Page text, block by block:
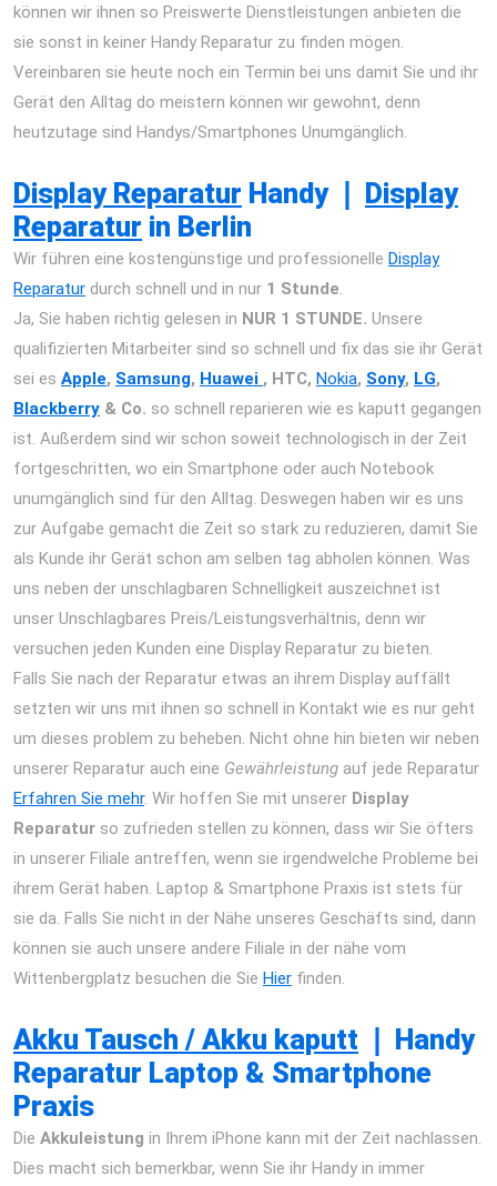
können wir ihnen so Preiswerte Dienstleistungen anbieten die
sie sonst in keiner Handy Reparatur zu finden mögen.
Vereinbaren sie heute noch ein Termin bei uns damit Sie und ihr
Gerät den Alltag do meistern können wir gewohnt, denn
heutzutage sind Handys/Smartphones Unumgänglich.
Display Reparatur Handy
Display
Reparatur in Berlin
Wir führen eine kostengünstige und professionelle Display
Reparatur durch schnell und in nur 1 Stunde.
Ja, Sie haben richtig gelesen in NUR 1 STUNDE. Unsere
qualifizierten Mitarbeiter sind so schnell und fix das sie ihr Gerät
sei es Apple, Samsung, Huawei , HTC, Nokia, Sony, LG,
Blackberry & Co. so schnell reparieren wie es kaputt gegangen
ist. Außerdem sind wir schon soweit technologisch in der Zeit
fortgeschritten, wo ein Smartphone oder auch Notebook
unumgänglich sind für den Alltag. Deswegen haben wir es uns
zur Aufgabe gemacht die Zeit so stark zu reduzieren, damit Sie
als Kunde ihr Gerät schon am selben tag abholen können. Was
uns neben der unschlagbaren Schnelligkeit auszeichnet ist
unser Unschlagbares Preis/Leistungsverhältnis, denn wir
versuchen jeden Kunden eine Display Reparatur zu bieten.
Falls Sie nach der Reparatur etwas an ihrem Display auffällt
setzten wir uns mit ihnen so schnell in Kontakt wie es nur geht
um dieses problem zu beheben. Nicht ohne hin bieten wir neben
unserer Reparatur auch eine Gewährleistung auf jede Reparatur
Erfahren Sie mehr. Wir hoffen Sie mit unserer Display
Reparatur so zufrieden stellen zu können, dass wir Sie öfters
in unserer Filiale antreffen, wenn sie irgendwelche Probleme bei
ihrem Gerät haben. Laptop & Smartphone Praxis ist stets für
sie da. Falls Sie nicht in der Nähe unseres Geschäfts sind, dann
können sie auch unsere andere Filiale in der nähe vom
Wittenbergplatz besuchen die Sie Hier finden.
Akku Tausch / Akku kaputt
Handy
Reparatur Laptop & Smartphone
Praxis
Die Akkuleistung in Ihrem iPhone kann mit der Zeit nachlassen.
Dies macht sich bemerkbar, wenn Sie ihr Handy in immer